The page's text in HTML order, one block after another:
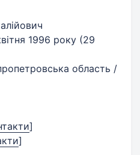
1996 року (29
область /
]
]